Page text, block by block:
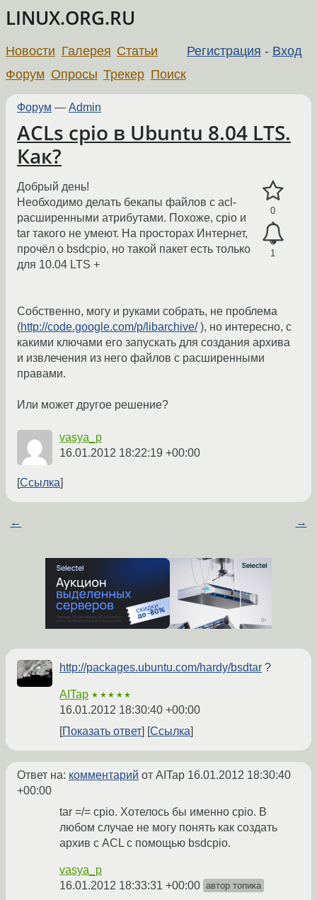
LINUX.ORG.RU
Регистрация - Вход
Новости Галерея Статьи
Форум Опросы Трекер Поиск
Форум — Admin
ACLs cpio в Ubuntu 8.04 LTS.
Как?
0
1
Добрый день!
Необходимо делать бекапы файлов с acl-
расширенными атрибутами. Похоже, cpio и
tar такого не умеют. На просторах Интернет,
прочёл о bsdcpio, но такой пакет есть только
для 10.04 LTS +
Собственно, могу и руками собрать, не проблема
(http://code.google.com/p/libarchive/), но интересно, с
какими ключами его запускать для создания архива
и извлечения из него файлов с расширенными
правами.
Или может другое решение?
vasya_p
16.01.2012 18:22:19 +00:00
Ссылка
← →
http://packages.ubuntu.com/hardy/bsdtar ?
AITap ★★★★★
16.01.2012 18:30:40 +00:00
Показать ответ
Ссылка
Ответ на: комментарий от AITap 16.01.2012 18:30:40
+00:00
tar =/= cpio. Хотелось бы именно cpio. В
любом случае не могу понять как создать
архив с ACL с помощью bsdcpio.
vasya_p
16.01.2012 18:33:31 +00:00 автор топика